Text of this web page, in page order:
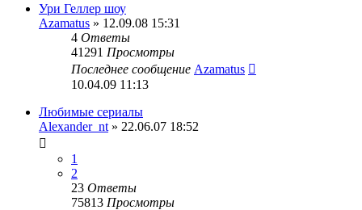
Ури Геллер шоу
Azamatus » 12.09.08 15:31
4 Ответы
41291 Просмотры
Последнее сообщение Azamatus
10.04.09 11:13
Любимые сериалы
Alexander_nt » 22.06.07 18:52
1
2
23 Ответы
75813 Просмотры